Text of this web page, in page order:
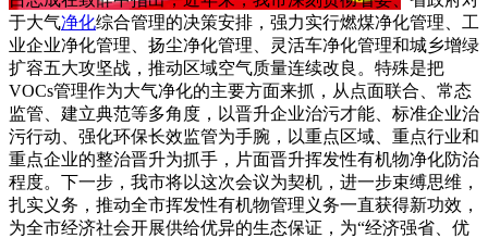
于大气净化综合管理的决策安排，强力实行燃煤净化管理、工
业企业净化管理、扬尘净化管理、灵活车净化管理和城乡增绿
扩容五大攻坚战，推动区域空气质量连续改良。特殊是把
VOCs管理作为大气净化的主要方面来抓，从点面联合、常态
监管、建立典范等多角度，以晋升企业治污才能、标准企业治
污行动、强化环保长效监管为手腕，以重点区域、重点行业和
重点企业的整治晋升为抓手，片面晋升挥发性有机物净化防治
程度。下一步，我市将以这次会议为契机，进一步束缚思维，
扎实义务，推动全市挥发性有机物管理义务一直获得新功效，
为全市经济社会开展供给优异的生态保证，为“经济强省、优